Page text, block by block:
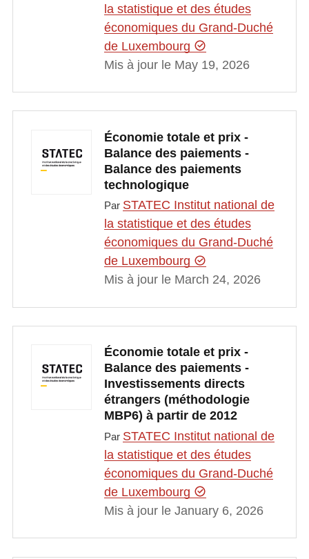
la statistique et des études
économiques du Grand-Duché
de Luxembourg
Mis à jour le May 19, 2026
Économie totale et prix -
Balance des paiements -
Balance des paiements
technologique
Par STATEC Institut national de
la statistique et des études
économiques du Grand-Duché
de Luxembourg
Mis à jour le March 24, 2026
Économie totale et prix -
Balance des paiements -
Investissements directs
étrangers (méthodologie
MBP6) à partir de 2012
Par STATEC Institut national de
la statistique et des études
économiques du Grand-Duché
de Luxembourg
Mis à jour le January 6, 2026